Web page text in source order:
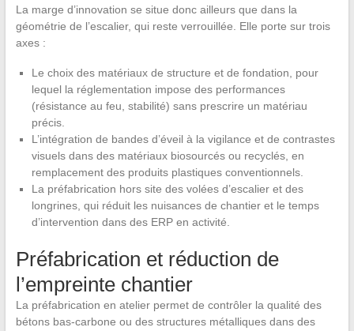
La marge d’innovation se situe donc ailleurs que dans la
géométrie de l’escalier, qui reste verrouillée. Elle porte sur trois
axes :
Le choix des matériaux de structure et de fondation, pour
lequel la réglementation impose des performances
(résistance au feu, stabilité) sans prescrire un matériau
précis.
L’intégration de bandes d’éveil à la vigilance et de contrastes
visuels dans des matériaux biosourcés ou recyclés, en
remplacement des produits plastiques conventionnels.
La préfabrication hors site des volées d’escalier et des
longrines, qui réduit les nuisances de chantier et le temps
d’intervention dans des ERP en activité.
Préfabrication et réduction de
l’empreinte chantier
La préfabrication en atelier permet de contrôler la qualité des
bétons bas-carbone ou des structures métalliques dans des